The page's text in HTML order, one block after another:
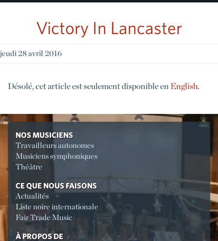
Victory In Lancaster
jeudi 28 avril 2016
Désolé, cet article est seulement disponible en English.
NOS MUSICIENS
Travailleurs autonomes
Musiciens symphoniques
Théâtre
CE QUE NOUS FAISONS
Actualités
Liste noire internationale
Fair Trade Music
À PROPOS DE